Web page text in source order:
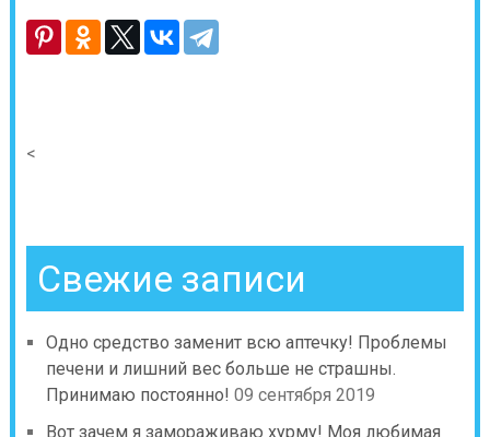
<
Свежие записи
Одно средство заменит всю аптечку! Проблемы
печени и лишний вес больше не страшны.
Принимаю постоянно! 09 сентября 2019
Вот зачем я замораживаю хурму! Моя любимая